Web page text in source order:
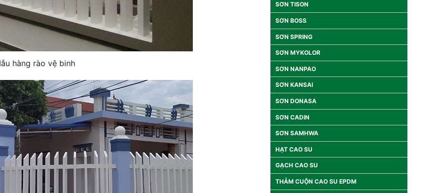
hàng rào vệ binh
SƠN TISON
SƠN BOSS
SƠN SPRING
SƠN MYKOLOR
SƠN NANPAO
SƠN KANSAI
SƠN DONASA
SƠN CADIN
SƠN SAMHWA
HẠT CAO SU
GẠCH CAO SU
THẢM CUỘN CAO SU EPDM